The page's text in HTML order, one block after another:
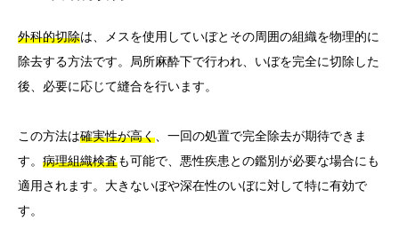
外科的切除は、メスを使用していぼとその周囲の組織を物理的に
除去する方法です。局所麻酔下で行われ、いぼを完全に切除した
後、必要に応じて縫合を行います。
この方法は確実性が高く、一回の処置で完全除去が期待できま
す。 病理組織検査も可能で、悪性疾患との鑑別が必要な場合にも
適用されます。大きないぼや深在性のいぼに対して特に有効で
す。